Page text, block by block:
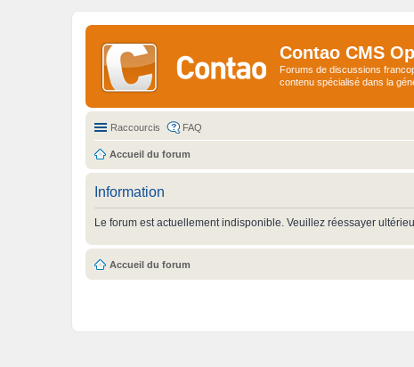
Contao CMS
Forums de discussions
contenu spécialisé dans la
Raccourcis FAQ
Accueil du forum
Information
Le forum est actuellement indisponible. Veuillez réessayer
Accueil du forum